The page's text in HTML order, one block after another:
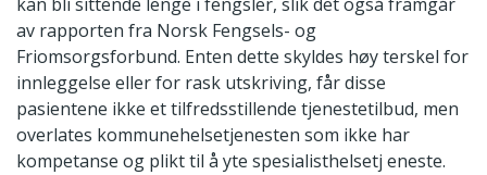
av rapporten fra Norsk Fengsels- og
Friomsorgsforbund. Enten dette skyldes høy terskel for
innleggelse eller for rask utskriving, får disse
pasientene ikke et tilfredsstillende tjenestetilbud, men
overlates kommunehelsetjenesten som ikke har
kompetanse og plikt til å yte spesialisthelsetj eneste.